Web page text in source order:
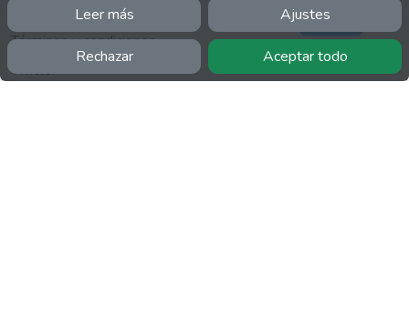
Leer más Ajustes
Rechazar Aceptar todo
Política de privacidad
Términos y condiciones
Twitter
Soporte